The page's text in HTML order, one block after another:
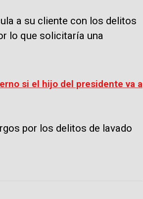
a su cliente con los delitos
lo que solicitaría una
si el hijo del presidente va a
por los delitos de lavado